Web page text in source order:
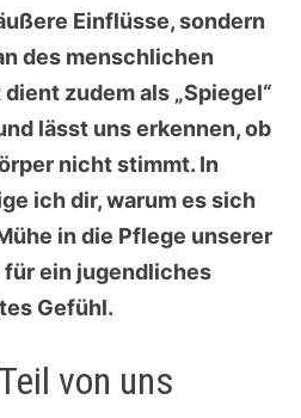
Einflüsse, sondern
des menschlichen
zudem als „Spiegel“
lässt uns erkennen, ob
nicht stimmt. In
ich dir, warum es sich
in die Pflege unserer
für ein jugendliches
Gefühl.
von uns